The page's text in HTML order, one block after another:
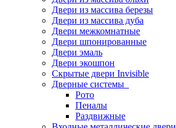
Двери из массива березы
Двери из массива дуба
Двери межкомнатные
Двери шпонированные
Двери эмаль
Двери экошпон
Скрытые двери Invisible
Дверные системы
Рото
Пеналы
Раздвижные